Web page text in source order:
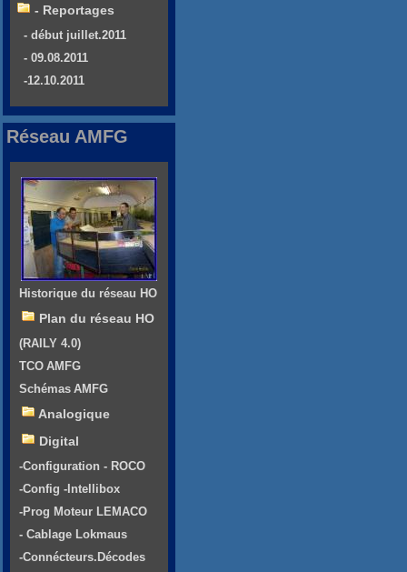
- Reportages
- début juillet.2011
- 09.08.2011
-12.10.2011
Réseau AMFG
Historique du réseau HO
Plan du réseau HO
(RAILY 4.0)
TCO AMFG
Schémas AMFG
Analogique
Digital
-Configuration - ROCO
-Config -Intellibox
-Prog Moteur LEMACO
- Cablage Lokmaus
-Connécteurs.Décodes